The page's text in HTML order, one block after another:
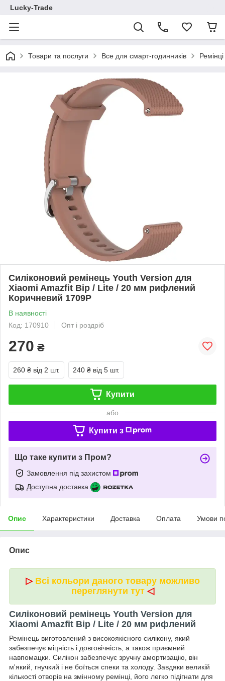
Lucky-Trade
Товари та послуги Все для смарт-годинників
Силіконовий ремінець Youth Version для
Xiaomi Amazfit Bip / Lite / 20 мм рифлений
Коричневий 1709P
В наявності
Код: 170910
Опт і роздріб
270 ₴
260 ₴ від 2 шт. 240 ₴ від 5 шт.
Купити
або
Купити з
Що таке купити з Пром?
Замовлення під захистом
Доступна доставка
Опис Характеристики Доставка Оплата Умови
Опис
▷ Всі кольори даного товару можливо
переглянути тут◁
Силіконовий ремінець Youth Version для
Xiaomi Amazfit Bip / Lite / 20 мм рифлений
Ремінець виготовлений з високоякісного силікону, який
забезпечує міцність і довговічність, а також приємний
навпомацки. Силікон забезпечує зручну амортизацію, він
м'який, гнучкий і не боїться спеки та холоду. Завдяки великій
кількості отворів на змінному ремінці, його легко підігнати для